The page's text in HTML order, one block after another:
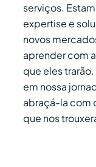
serviços.
expertise e
novos
aprender com
que eles
em nossa
abraçá-la com
que nos